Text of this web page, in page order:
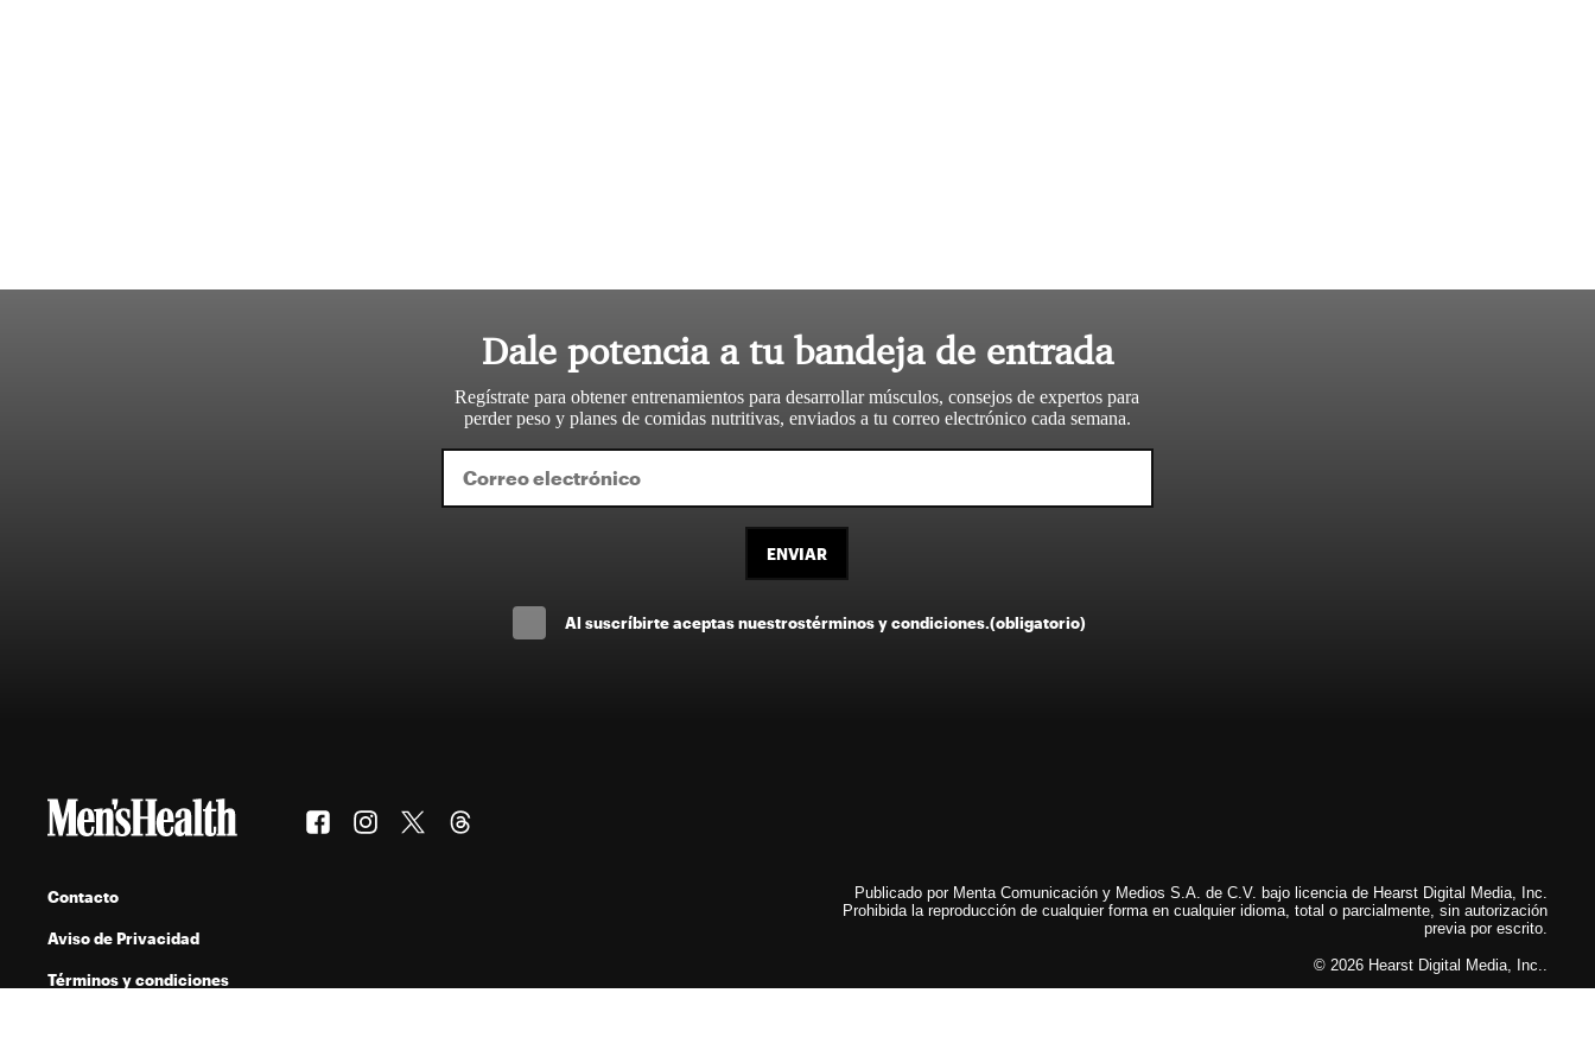
Dale potencia a tu bandeja de entrada
Regístrate para obtener entrenamientos para desarrollar músculos, consejos de expertos para
perder peso y planes de comidas nutritivas, enviados a tu correo electrónico cada semana.
ENVIAR
Al suscríbirte aceptas nuestrostérminos y condiciones.(obligatorio)
Contacto
Aviso de Privacidad
Términos y condiciones
Publicado por Menta Comunicación y Medios S.A. de C.V. bajo licencia de Hearst Digital Media, Inc.
Prohibida la reproducción de cualquier forma en cualquier idioma, total o parcialmente, sin autorización
previa por escrito.
© 2026 Hearst Digital Media, Inc..